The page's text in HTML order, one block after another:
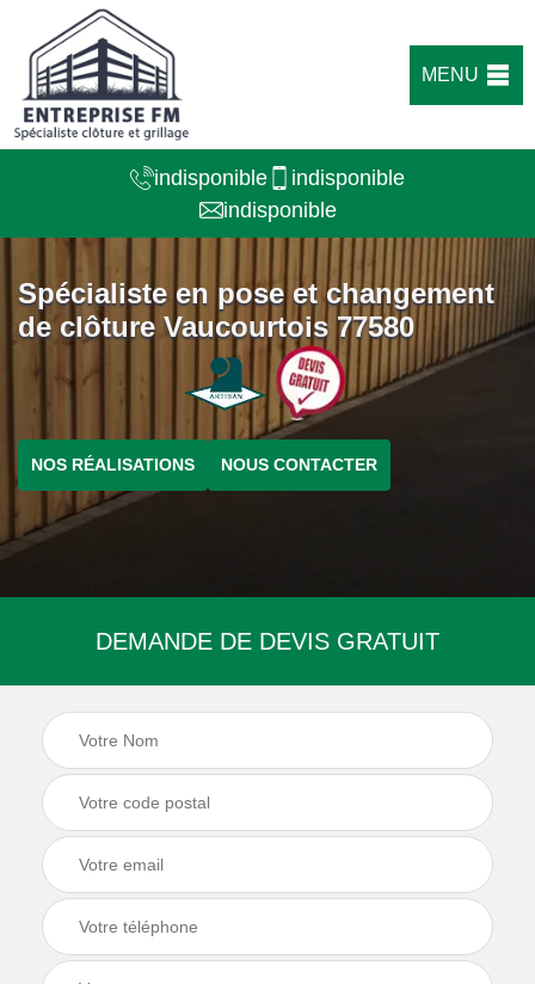
MENU
indisponible
indisponible
indisponible
Spécialiste en pose et changement
de clôture Vaucourtois 77580
NOS RÉALISATIONS NOUS CONTACTER
DEMANDE DE DEVIS GRATUIT